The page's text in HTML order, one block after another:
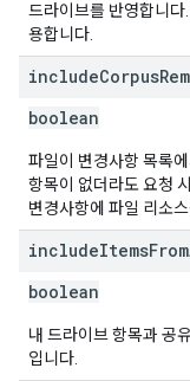
드라이브를 반영합니다
용합니다.
includeCorpus
boolean
파일이 변경사항 목록
항목이 없더라도 요청
변경사항에 파일 리소
includeItemsFrom
boolean
내 드라이브 항목과 공
입니다.